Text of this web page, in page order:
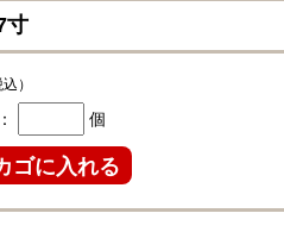
寸
込）
個